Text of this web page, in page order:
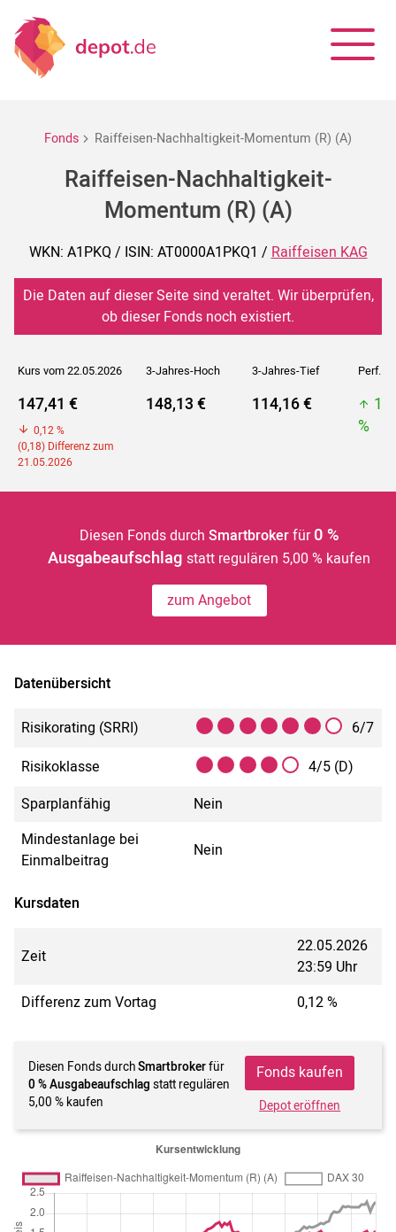
Fonds Raiffeisen-Nachhaltigkeit-Momentum (R) (A)
Raiffeisen-Nachhaltigkeit-
Momentum (R) (A)
WKN: A1PKQ / ISIN: AT0000A1PKQ1 /Raiffeisen KAG
Die Daten auf dieser Seite sind veraltet. Wir überprüfen,
ob dieser Fonds noch existiert.
Kurs vom 22.05.2026 3-Jahres-Hoch 3-Jahres-Tief Perf. 5J
147,41 €
0,12 %
(0,18) Differenz zum
21.05.2026
148,13 € 114,16 €
%
Diesen Fonds durch Smartbrokerfür 0 %
Ausgabeaufschlagstatt regulären 5,00 % kaufen
zum Angebot
Datenübersicht
Risikorating (SRRI)
6/7
Risikoklasse
4/5 (D)
Sparplanfähig
Nein
Mindestanlage bei
Einmalbeitrag
Nein
Kursdaten
Zeit
22.05.2026
23:59 Uhr
Differenz zum Vortag
0,12 %
Diesen Fonds durchSmartbrokerfür
0 % Ausgabeaufschlag statt regulären
5,00 % kaufen
Fonds kaufen
Depot eröffnen